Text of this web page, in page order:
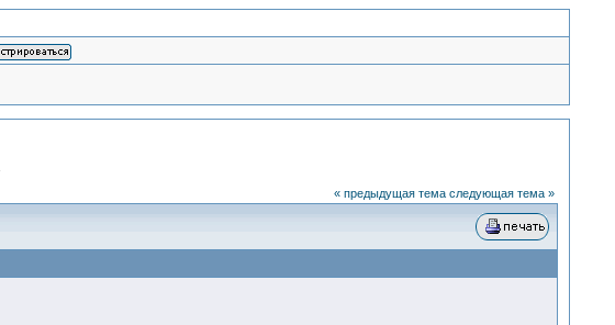
« предыдущая тема следующая тема »